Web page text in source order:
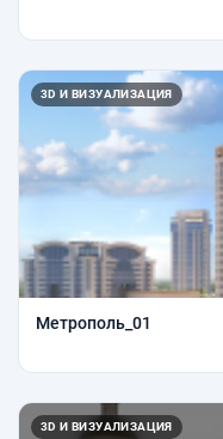
3D И ВИЗУАЛИЗАЦИЯ
Метрополь_01
3D И ВИЗУАЛИЗАЦИЯ